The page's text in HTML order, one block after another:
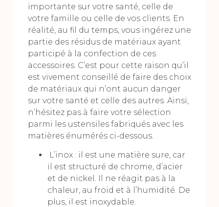
importante sur votre santé, celle de
votre famille ou celle de vos clients. En
réalité, au fil du temps, vous ingérez une
partie des résidus de matériaux ayant
participé à la confection de ces
accessoires. C’est pour cette raison qu’il
est vivement conseillé de faire des choix
de matériaux qui n’ont aucun danger
sur votre santé et celle des autres. Ainsi,
n’hésitez pas à faire votre sélection
parmi les ustensiles fabriqués avec les
matières énumérés ci-dessous.
L’inox : il est une matière sure, car
il est structuré de chrome, d’acier
et de nickel. Il ne réagit pas à la
chaleur, au froid et à l’humidité. De
plus, il est inoxydable.